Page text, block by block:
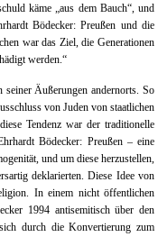
käme „aus dem Bauch“, und
Bödecker: Preußen und die
war das Ziel, die Generationen
werden.“
Äußerungen andernorts. So
von Juden von staatlichen
Tendenz war der traditionelle
Bödecker: Preußen – eine
und um diese herzustellen,
deklarierten. Diese Idee von
In einem nicht öffentlichen
1994 antisemitisch über den
durch die Konvertierung zum